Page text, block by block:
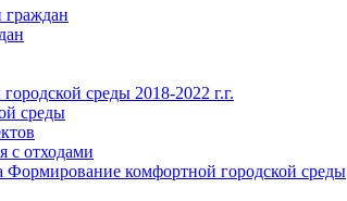
граждан
среды 2018-2022 г.г.
среды
с отходами
Формирование комфортной городской среды